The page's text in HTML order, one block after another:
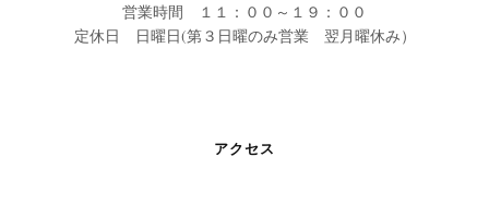
営業時間 １１：００～１９：００
定休日 日曜日(第３日曜のみ営業 翌月曜休み）
アクセス